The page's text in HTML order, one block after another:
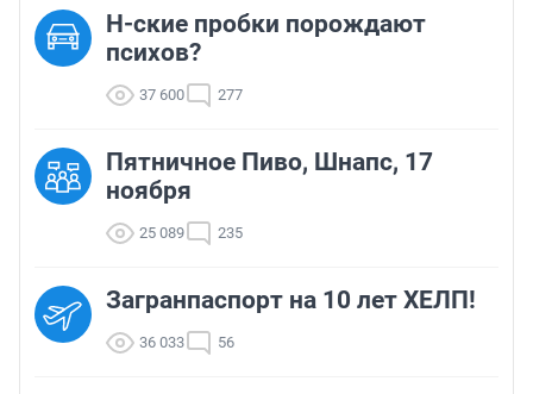
Н-ские пробки порождают
психов?
37 600 277
Пятничное Пиво, Шнапс, 17
ноября
25 089 235
Загранпаспорт на 10 лет ХЕЛП!
36 033 56